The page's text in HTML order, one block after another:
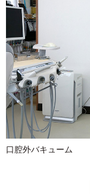
口腔外バキューム